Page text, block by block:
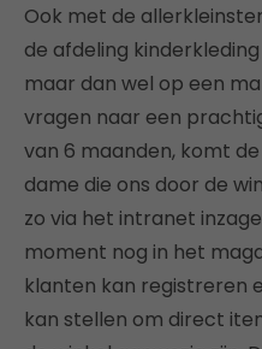
Ook met de
de afdeling
maar dan wel op een
vragen naar een
van 6 maanden, komt
dame die ons door de
zo via het intranet
moment nog in het
klanten kan registreren
kan stellen om direct